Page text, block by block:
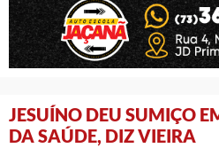
JESUÍNO DEU SUMIÇO
DA SAÚDE, DIZ VIEIRA